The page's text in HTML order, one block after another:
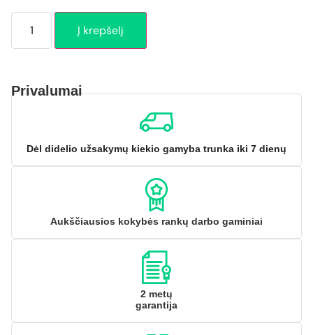
Į krepšelį
Privalumai
Dėl didelio užsakymų kiekio gamyba trunka iki 7 dienų
Aukščiausios kokybės rankų darbo gaminiai
2 metų
garantija